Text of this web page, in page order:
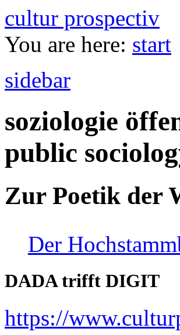
cultur prospectiv
You are here: start
sidebar
soziologie
public
Zur Poetik der
Der
DADA trifft DIGIT
https://